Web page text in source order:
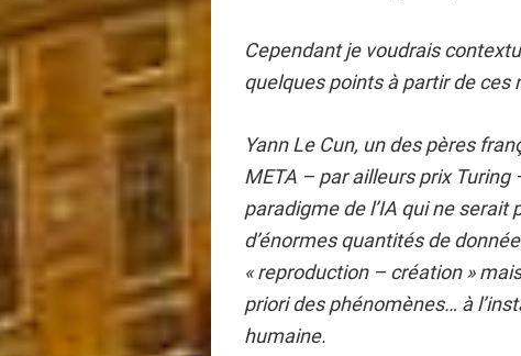
Cependant je voudrais
quelques points à partir de ces
Yann Le Cun, un des pères
META – par ailleurs prix Turing
paradigme de l’IA qui ne
d’énormes quantités de
« reproduction – création »
priori des phénomènes… à
humaine.